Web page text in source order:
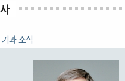
과 소식